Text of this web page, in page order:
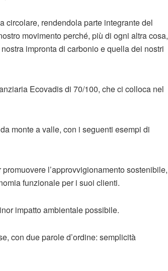
circolare, rendendola parte integrante del
movimento perché, più di ogni altra cosa,
impronta di carbonio e quella dei nostri
Ecovadis di 70/100, che ci colloca nel
monte a valle, con i seguenti esempi di
l’approvvigionamento sostenibile,
funzionale per i suoi clienti.
impatto ambientale possibile.
con due parole d’ordine: semplicità